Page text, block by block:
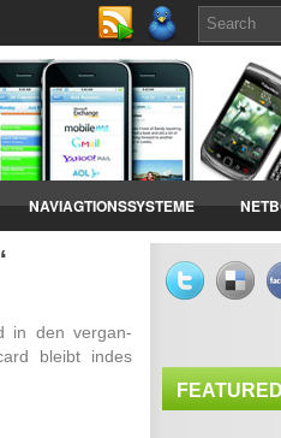
NAVIAGTIONSSYSTEME
in den vergan­
bleibt indes